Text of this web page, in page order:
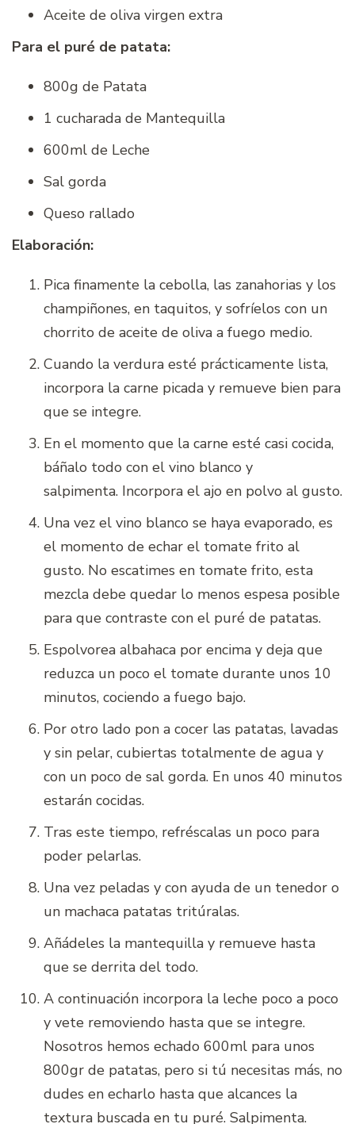
Aceite de oliva virgen extra
Para el puré de patata:
800g de Patata
1 cucharada de Mantequilla
600ml de Leche
Sal gorda
Queso rallado
Elaboración:
Pica finamente la cebolla, las zanahorias y los
champiñones, en taquitos, y sofríelos con un
chorrito de aceite de oliva a fuego medio.
Cuando la verdura esté prácticamente lista,
incorpora la carne picada y remueve bien para
que se integre.
En el momento que la carne esté casi cocida,
báñalo todo con el vino blanco y
salpimenta. Incorpora el ajo en polvo al gusto.
Una vez el vino blanco se haya evaporado, es
el momento de echar el tomate frito al
gusto. No escatimes en tomate frito, esta
mezcla debe quedar lo menos espesa posible
para que contraste con el puré de patatas.
Espolvorea albahaca por encima y deja que
reduzca un poco el tomate durante unos 10
minutos, cociendo a fuego bajo.
Por otro lado pon a cocer las patatas, lavadas
y sin pelar, cubiertas totalmente de agua y
con un poco de sal gorda. En unos 40 minutos
estarán cocidas.
Tras este tiempo, refréscalas un poco para
poder pelarlas.
Una vez peladas y con ayuda de un tenedor o
un machaca patatas tritúralas.
Añádeles la mantequilla y remueve hasta
que se derrita del todo.
A continuación incorpora la leche poco a poco
y vete removiendo hasta que se integre.
Nosotros hemos echado 600ml para unos
800gr de patatas, pero si tú necesitas más, no
dudes en echarlo hasta que alcances la
textura buscada en tu puré. Salpimenta.